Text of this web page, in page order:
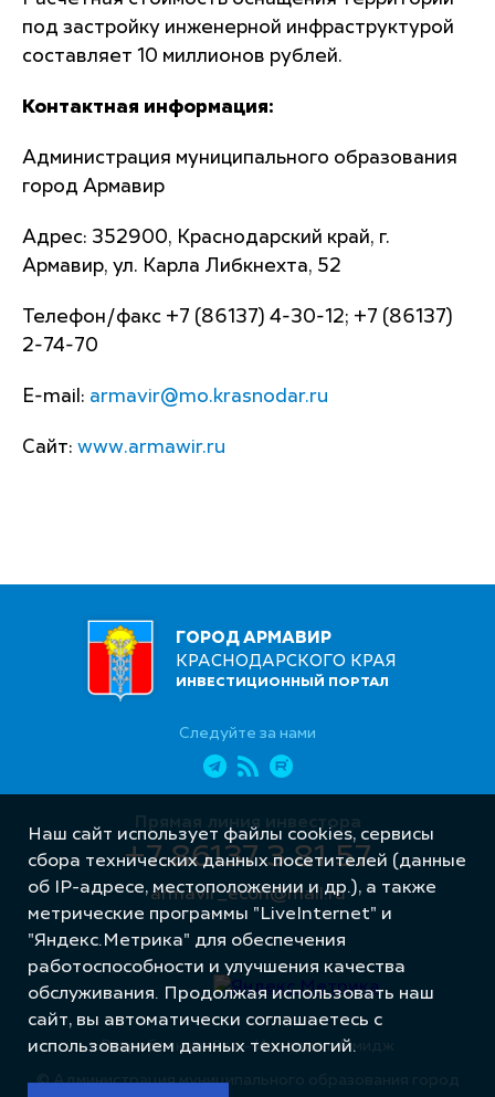
под застройку инженерной инфраструктурой
составляет 10 миллионов рублей.
Контактная информация:
Администрация муниципального образования
город Армавир
Адрес: 352900, Краснодарский край, г.
Армавир, ул. Карла Либкнехта, 52
Телефон/факс +7 (86137) 4-30-12; +7 (86137)
2-74-70
E-mail: armavir@mo.krasnodar.ru
Сайт: www.armawir.ru
ГОРОД АРМАВИР
КРАСНОДАРСКОГО КРАЯ
ИНВЕСТИЦИОННЫЙ ПОРТАЛ
Следуйте за нами
Прямая линия инвестора
+7 86137 3 81 57
armavir_econ@mail.ru
© Администрация муниципального образования город
Разработка сайта – Интернет-Имидж
Наш сайт использует файлы cookies, сервисы
сбора технических данных посетителей (данные
об IP-адресе, местоположении и др.), а также
метрические программы "LiveInternet" и
"Яндекс.Метрика" для обеспечения
работоспособности и улучшения качества
обслуживания. Продолжая использовать наш
сайт, вы автоматически соглашаетесь с
использованием данных технологий.